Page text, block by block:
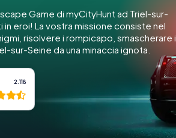
Game di myCityHunt ad Triel-sur-
eroi! La vostra missione consiste nel
risolvere i rompicapo, smascherare i
sur-Seine da una minaccia ignota.
2.118